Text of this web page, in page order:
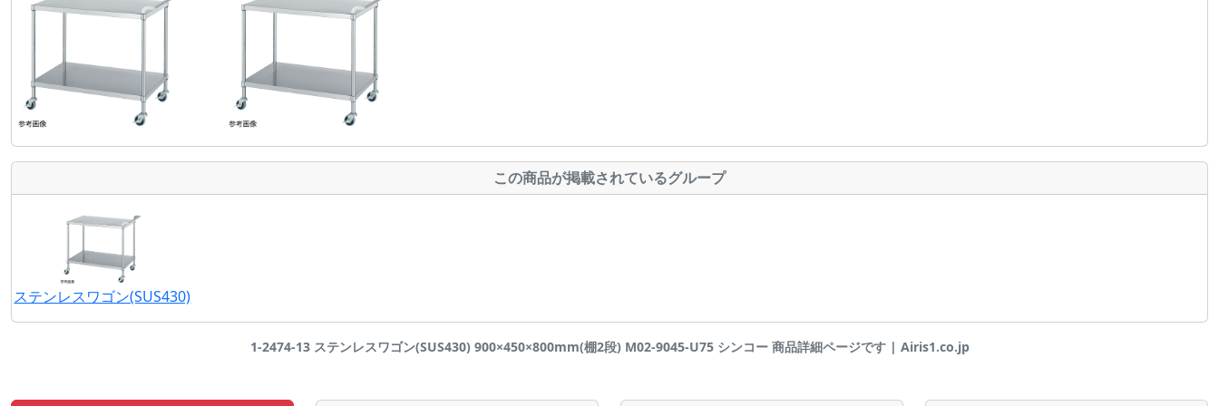
この商品が掲載されているグループ
ステンレスワゴン(SUS430)
1-2474-13 ステンレスワゴン(SUS430) 900×450×800mm(棚2段) M02-9045-U75 シンコー 商品詳細ページです | Airis1.co.jp